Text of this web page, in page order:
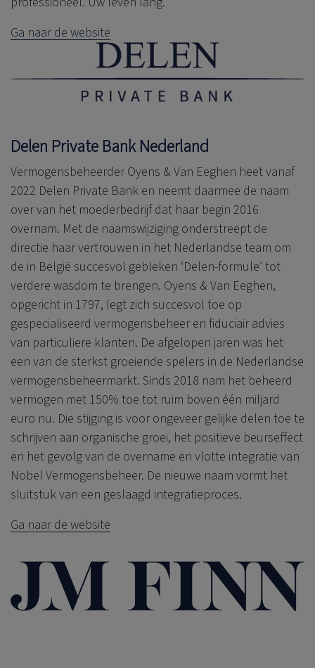
Ga naar de website
Delen Private BankNederland
Vermogensbeheerder Oyens & Van Eeghen heet vanaf
2022 Delen Private Bank en neemt daarmee de naam
over van het moederbedrijf dat haar begin 2016
overnam. Met de naamswijziging onderstreept de
directie haar vertrouwen in het Nederlandse team om
de in België succesvol gebleken ‘Delen-formule’ tot
verdere wasdom te brengen. Oyens & Van Eeghen,
opgericht in 1797, legt zich succesvol toe op
gespecialiseerd vermogensbeheer en fiduciair advies
van particuliere klanten. De afgelopen jaren was het
een van de sterkst groeiende spelers in de Nederlandse
vermogensbeheermarkt. Sinds 2018 nam het beheerd
vermogen met 150% toe tot ruim boven één miljard
euro nu. Die stijging is voor ongeveer gelijke delen toe te
schrijven aan organische groei, het positieve beurseffect
en het gevolg van de overname en vlotte integratie van
Nobel Vermogensbeheer. De nieuwe naam vormt het
sluitstuk van een geslaagd integratieproces.
Ga naar de website